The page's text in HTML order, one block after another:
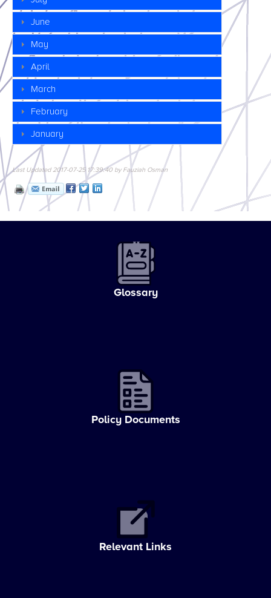
June
May
April
March
February
January
Last Updated 2017-07-25 17:39:40 by Fauziah Osman
Glossary
Policy Documents
Relevant Links